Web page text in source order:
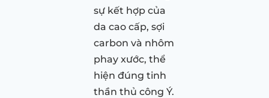
sự kết hợp của
da cao cấp, sợi
carbon và nhôm
phay xước, thể
hiện đúng tinh
thần thủ công Ý.